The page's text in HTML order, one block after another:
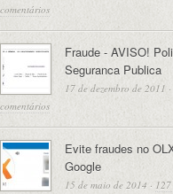
comentários
Fraude - AVISO!
Seguranca Publica
17 de dezembro de 2011 ·
comentários
Evite fraudes no
Google
15 de maio de 2014 ·